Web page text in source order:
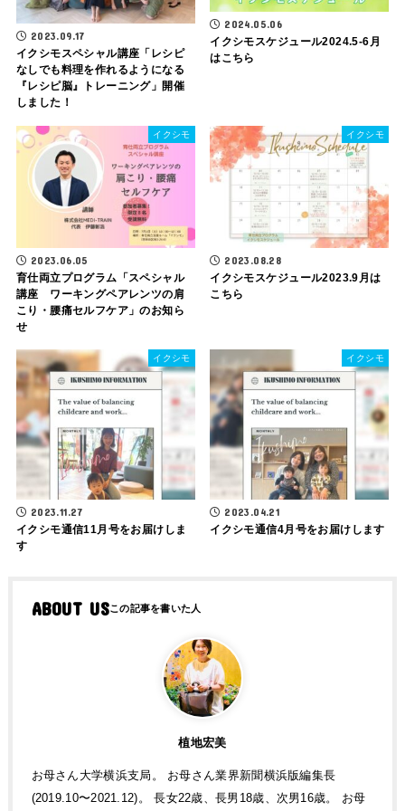
2023.09.17
イクシモスペシャル講座「レシピ
なしでも料理を作れるようになる
『レシピ脳』トレーニング」開催
しました！
2024.05.06
イクシモスケジュール2024.5-6月
はこちら
イクシモ
2023.06.05
育仕両立プログラム「スペシャル
講座 ワーキングペアレンツの肩
こり・腰痛セルフケア」のお知ら
せ
イクシモ
2023.08.28
イクシモスケジュール2023.9月は
こちら
イクシモ
2023.11.27
イクシモ通信11月号をお届けしま
す
イクシモ
2023.04.21
イクシモ通信4月号をお届けします
ABOUT US
植地宏美
お母さん大学横浜支局。 お母さん業界新聞横浜版編集長
(2019.10〜2021.12)。 長女22歳、長男18歳、次男16歳。 お母